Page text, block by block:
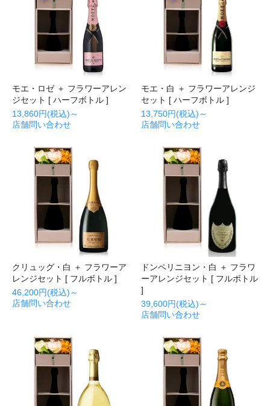
モエ・ロゼ ＋ フラワーアレン
ジセット [ ハーフボトル ]
13,860円(税込)～
店舗問い合わせ
モエ・白 ＋ フラワーアレンジ
セット [ ハーフボトル ]
13,750円(税込)～
店舗問い合わせ
クリュッグ・白 ＋ フラワーア
レンジセット [ フルボトル ]
46,200円(税込)～
店舗問い合わせ
ドンペリニヨン・白 ＋ フラワ
ーアレンジセット [ フルボトル
]
39,600円(税込)～
店舗問い合わせ